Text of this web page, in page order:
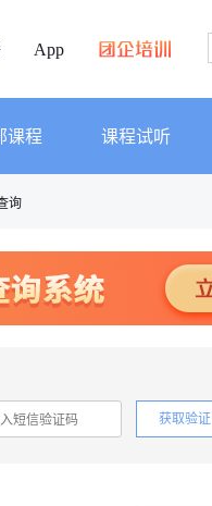
App
课程 课程试听
询
获取验证